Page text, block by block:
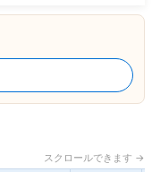
スクロールできます →